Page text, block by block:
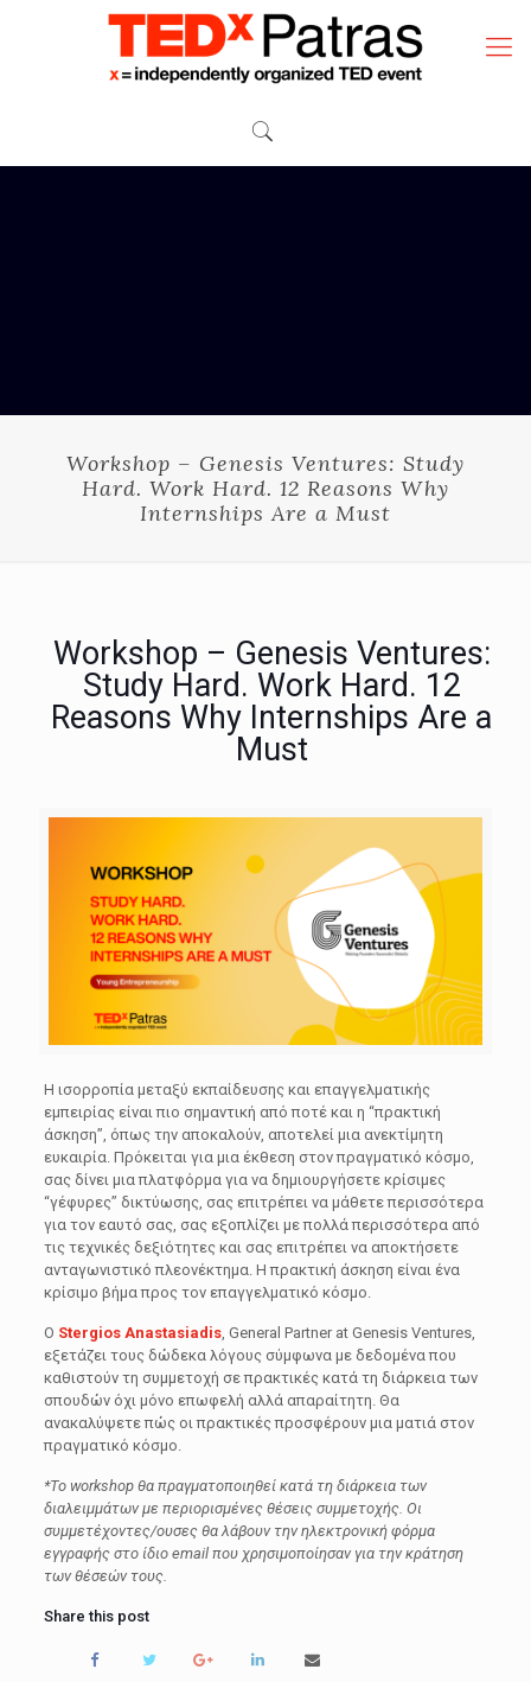
Workshop – Genesis Ventures: Study
Hard. Work Hard. 12 Reasons Why
Internships Are a Must
Workshop – Genesis Ventures:
Study Hard. Work Hard. 12
Reasons Why Internships Are a
Must
Η ισορροπία μεταξύ εκπαίδευσης και επαγγελματικής
εμπειρίας είναι πιο σημαντική από ποτέ και η “πρακτική
άσκηση”, όπως την αποκαλούν, αποτελεί μια ανεκτίμητη
ευκαιρία. Πρόκειται για μια έκθεση στον πραγματικό κόσμο,
σας δίνει μια πλατφόρμα για να δημιουργήσετε κρίσιμες
“γέφυρες” δικτύωσης, σας επιτρέπει να μάθετε περισσότερα
για τον εαυτό σας, σας εξοπλίζει με πολλά περισσότερα από
τις τεχνικές δεξιότητες και σας επιτρέπει να αποκτήσετε
ανταγωνιστικό πλεονέκτημα. Η πρακτική άσκηση είναι ένα
κρίσιμο βήμα προς τον επαγγελματικό κόσμο.
O Stergios Anastasiadis, General Partner at Genesis Ventures,
εξετάζει τους δώδεκα λόγους σύμφωνα με δεδομένα που
καθιστούν τη συμμετοχή σε πρακτικές κατά τη διάρκεια των
σπουδών όχι μόνο επωφελή αλλά απαραίτητη. Θα
ανακαλύψετε πώς οι πρακτικές προσφέρουν μια ματιά στον
πραγματικό κόσμο.
*Το workshop θα πραγματοποιηθεί κατά τη διάρκεια των
διαλειμμάτων με περιορισμένες θέσεις συμμετοχής. Οι
συμμετέχοντες/ουσες θα λάβουν την ηλεκτρονική φόρμα
εγγραφής στο ίδιο email που χρησιμοποίησαν για την κράτηση
των θέσεών τους.
Share this post